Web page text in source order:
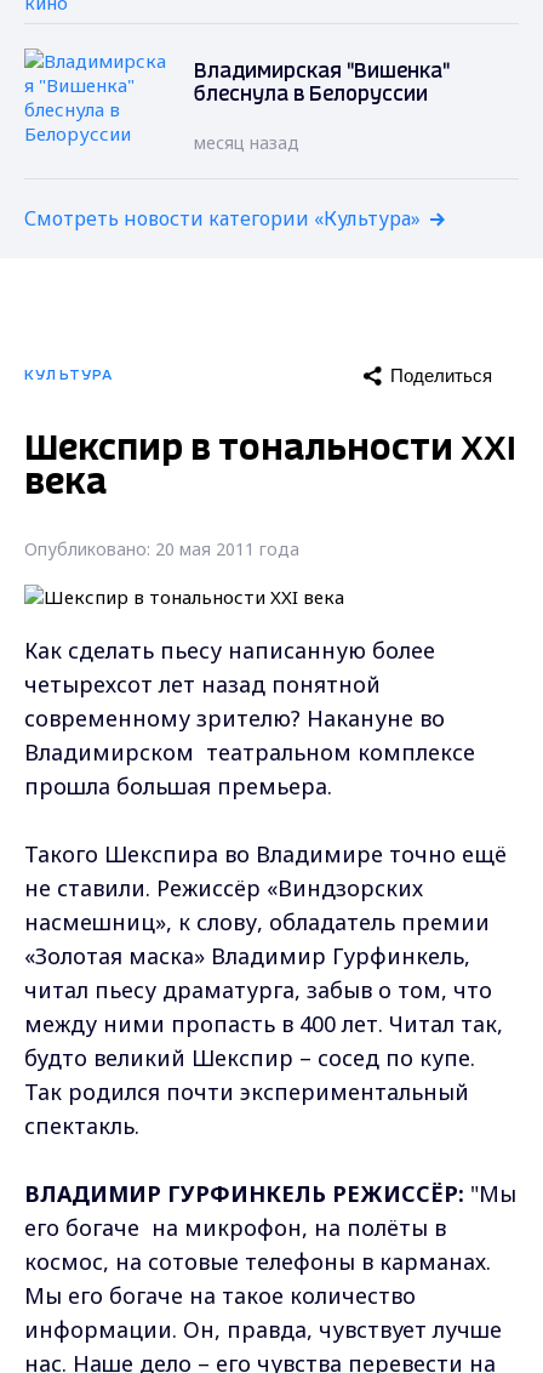
Владимирская "Вишенка"
блеснула в Белоруссии
месяц назад
Смотреть новости категории «Культура»
КУЛЬТУРА Поделиться
Шекспир в тональности XXI
века
Опубликовано: 20 мая 2011 года
Как сделать пьесу написанную более
четырехсот лет назад понятной
современному зрителю? Накануне во
Владимирском театральном комплексе
прошла большая премьера.
Такого Шекспира во Владимире точно ещё
не ставили. Режиссёр «Виндзорских
насмешниц», к слову, обладатель премии
«Золотая маска» Владимир Гурфинкель,
читал пьесу драматурга, забыв о том, что
между ними пропасть в 400 лет. Читал так,
будто великий Шекспир – сосед по купе.
Так родился почти экспериментальный
спектакль.
ВЛАДИМИР ГУРФИНКЕЛЬ РЕЖИССЁР: "Мы
его богаче на микрофон, на полёты в
космос, на сотовые телефоны в карманах.
Мы его богаче на такое количество
информации. Он, правда, чувствует лучше
нас. Наше дело – его чувства перевести на